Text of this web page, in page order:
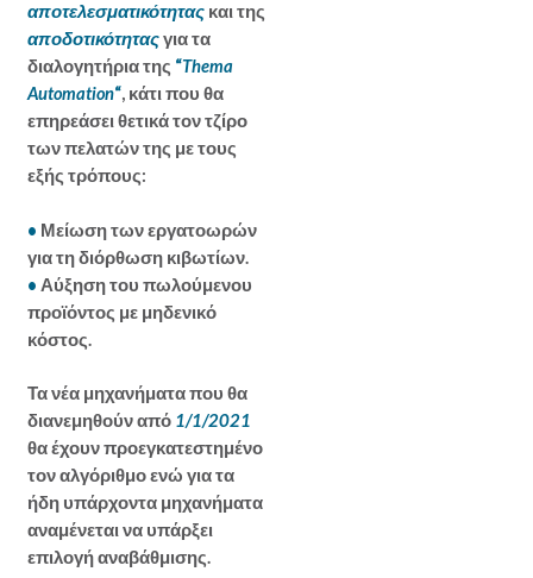
αποτελεσματικότητας και της
αποδοτικότηταςγια τα
διαλογητήρια της “Thema
Automation“, κάτι που θα
επηρεάσει θετικά τον τζίρο
των πελατών της με τους
εξής τρόπους:
• Μείωση των εργατοωρών
για τη διόρθωση κιβωτίων.
• Αύξηση του πωλούμενου
προϊόντος με μηδενικό
κόστος.
Τα νέα μηχανήματα που θα
διανεμηθούν από 1/1/2021
θα έχουν προεγκατεστημένο
τον αλγόριθμο ενώ για τα
ήδη υπάρχοντα μηχανήματα
αναμένεται να υπάρξει
επιλογή αναβάθμισης.